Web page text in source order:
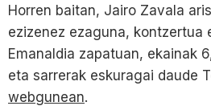
Horren baitan, Jairo Zavala
ezizenez ezaguna, kontzertua
Emanaldia zapatuan, ekainak
eta sarrerak eskuragai daude
webgunean.